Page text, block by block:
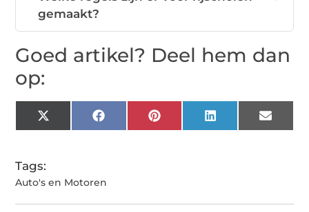
gemaakt?
Goed artikel? Deel hem dan
op:
X
(Twitter)
FacebookPinterestLinkedIn Email
Tags:
Auto's en Motoren